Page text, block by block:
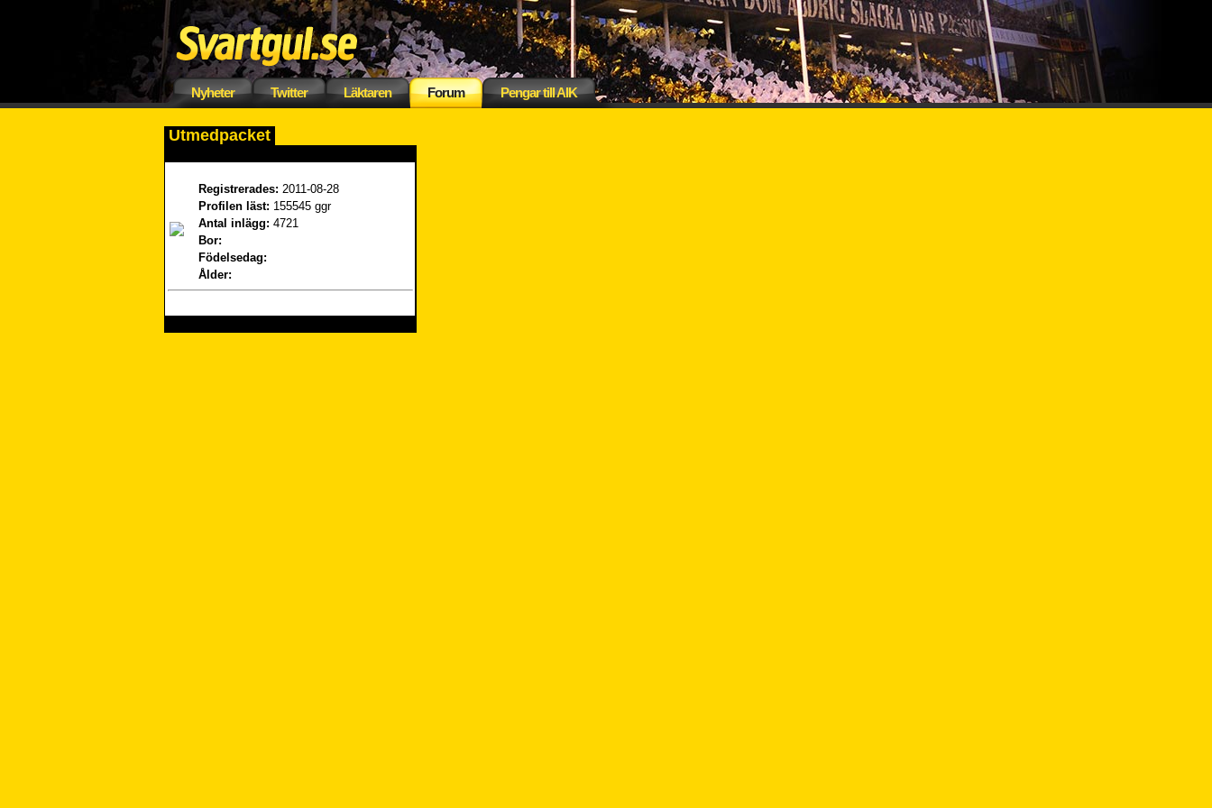
Nyheter Twitter Läktaren Forum Pengar till AIK
Utmedpacket
Registrerades: 2011-08-28
Profilen läst: 155545 ggr
Antal inlägg: 4721
Bor:
Födelsedag:
Ålder: